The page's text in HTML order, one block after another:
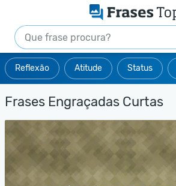
Reflexão Atitude Status
Frases Engraçadas Curtas